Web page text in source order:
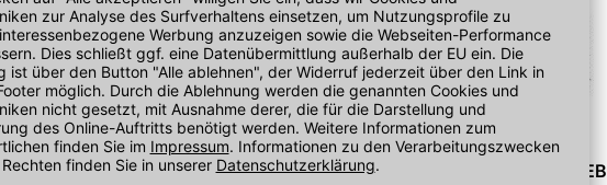
438 Sopro Dichtband AEB 641
Sopro Dichtecke innen AEB